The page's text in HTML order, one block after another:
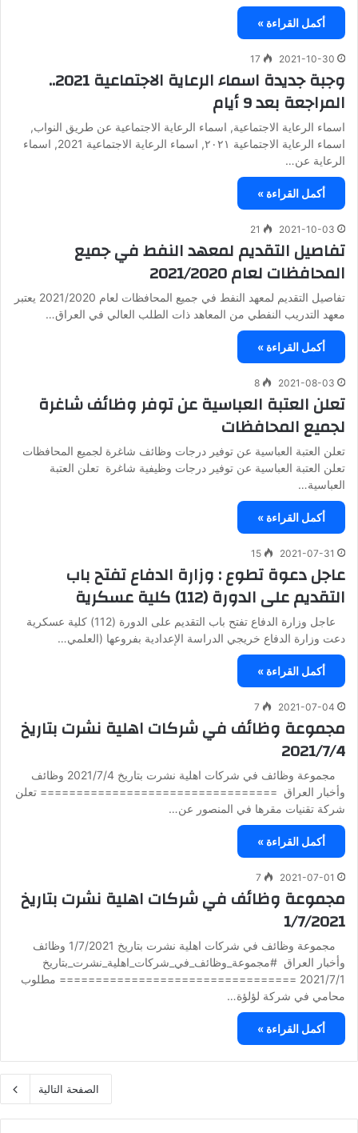
أكمل القراءة »
2021-10-30
17
وجبة جديدة اسماء الرعاية الاجتماعية 2021..
المراجعة بعد 9 أيام
اسماء الرعاية الاجتماعية, اسماء الرعاية الاجتماعية عن طريق النواب,
اسماء الرعاية الاجتماعية ٢٠٢١, اسماء الرعاية الاجتماعية 2021, اسماء
الرعاية عن…
أكمل القراءة »
2021-10-03
21
تفاصيل التقديم لمعهد النفط في جميع
المحافظات لعام 2021/2020
تفاصيل التقديم لمعهد النفط في جميع المحافظات لعام 2021/2020 يعتبر
معهد التدريب النفطي من المعاهد ذات الطلب العالي في العراق…
أكمل القراءة »
2021-08-03
8
تعلن العتبة العباسية عن توفر وظائف شاغرة
لجميع المحافظات
تعلن العتبة العباسية عن توفير درجات وظائف شاغرة لجميع المحافظات
تعلن العتبة العباسية عن توفير درجات وظيفية شاغرة تعلن العتبة
العباسية…
أكمل القراءة »
2021-07-31
15
عاجل دعوة تطوع : وزارة الدفاع تفتح باب
التقديم على الدورة (112) كلية عسكرية
عاجل وزارة الدفاع تفتح باب التقديم على الدورة (112) كلية عسكرية
دعت وزارة الدفاع خريجي الدراسة الإعدادية بفروعها (العلمي…
أكمل القراءة »
2021-07-04
7
مجموعة وظائف في شركات اهلية نشرت بتاريخ
2021/7/4
مجموعة وظائف في شركات اهلية نشرت بتاريخ 2021/7/4 وظائف
وأخبار العراق ================================= تعلن
شركة تقنيات مقرها في المنصور عن…
أكمل القراءة »
2021-07-01
7
مجموعة وظائف في شركات اهلية نشرت بتاريخ
1/7/2021
مجموعة وظائف في شركات اهلية نشرت بتاريخ 1/7/2021 وظائف
وأخبار العراق #مجموعة_وظائف_في_شركات_اهلية_نشرت_بتاريخ
2021/7/1 ================================= مطلوب
محامي في شركة لؤلؤة…
أكمل القراءة »
الصفحة التالية